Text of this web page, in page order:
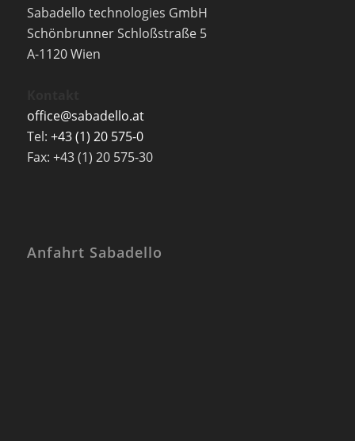
Sabadello technologies GmbH
Schönbrunner Schloßstraße 5
A-1120 Wien
office@sabadello.at
Tel: +43 (1) 20 575-0
Fax: +43 (1) 20 575-30
Anfahrt Sabadello